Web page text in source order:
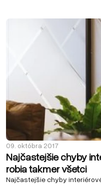
09. októbra 2017
Najčastejšie chyby
robia takmer všetci
Najčastejšie chyby